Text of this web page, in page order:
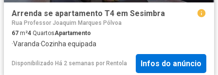
Arrenda se apartamento T4 em Sesimbra
Rua Professor Joaquim Marques Pólvoa
67 m²4 QuartosApartamento
·Varanda·Cozinha equipada
Disponibilizado Há 2 semanas por Rentola Infos do anúncio